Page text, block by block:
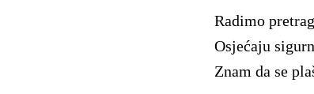
Radimo
Osjećaju
Znam da se